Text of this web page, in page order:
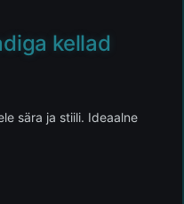
kellad
sära ja stiili. Ideaalne